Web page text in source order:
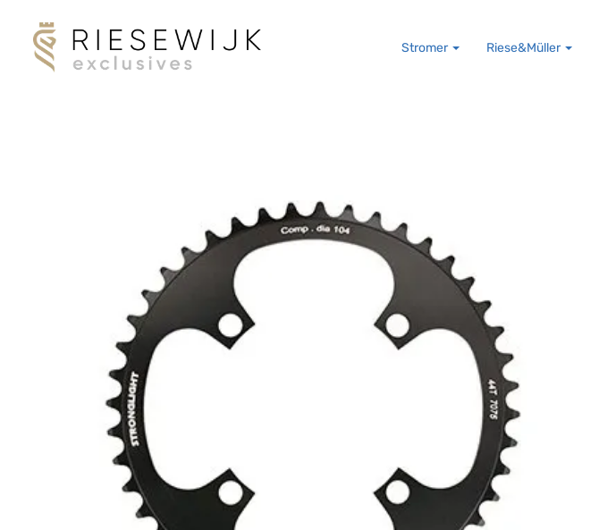
Stromer Riese&Müller